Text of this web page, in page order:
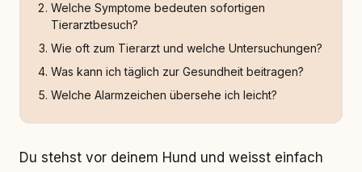
Welche Symptome bedeuten sofortigen
Tierarztbesuch?
Wie oft zum Tierarzt und welche Untersuchungen?
Was kann ich täglich zur Gesundheit beitragen?
Welche Alarmzeichen übersehe ich leicht?
Du stehst vor deinem Hund und weisst einfach